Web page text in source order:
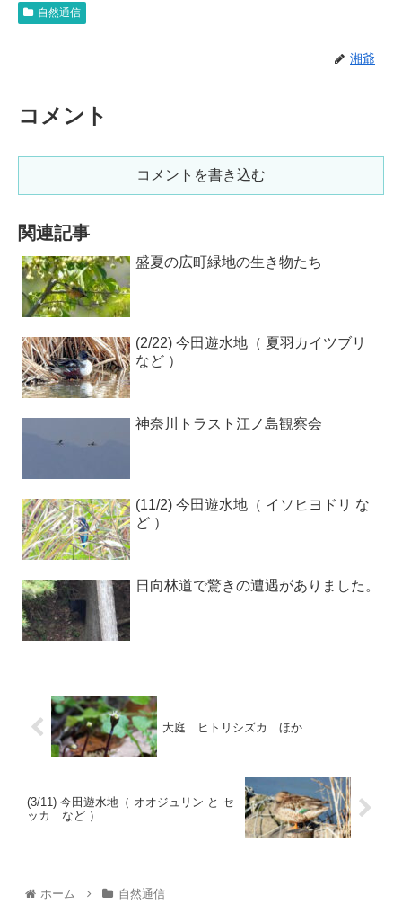
自然通信
湘爺
コメント
コメントを書き込む
関連記事
盛夏の広町緑地の生き物たち
(2/22) 今田遊水地（ 夏羽カイツブリ
など ）
神奈川トラスト江ノ島観察会
(11/2) 今田遊水地（ イソヒヨドリ な
ど ）
日向林道で驚きの遭遇がありました。
大庭 ヒトリシズカ ほか
(3/11) 今田遊水地（ オオジュリン と セ
ッカ など ）
ホーム 自然通信